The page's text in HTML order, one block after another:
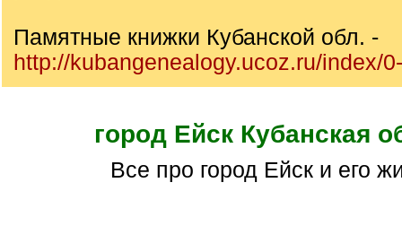
Памятные книжки Кубанской обл. -
http://kubangenealogy.ucoz.ru/index/
город Ейск Кубанская
Все про город Ейск и его